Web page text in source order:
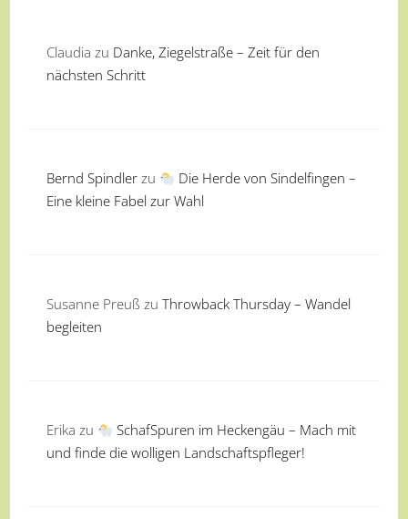
Claudia zu Danke, Ziegelstraße – Zeit für den
nächsten Schritt
Bernd Spindler zu
Die Herde von Sindelfingen –
Eine kleine Fabel zur Wahl
Susanne Preuß zu Throwback Thursday – Wandel
begleiten
Erika zu
SchafSpuren im Heckengäu – Mach mit
und finde die wolligen Landschaftspfleger!